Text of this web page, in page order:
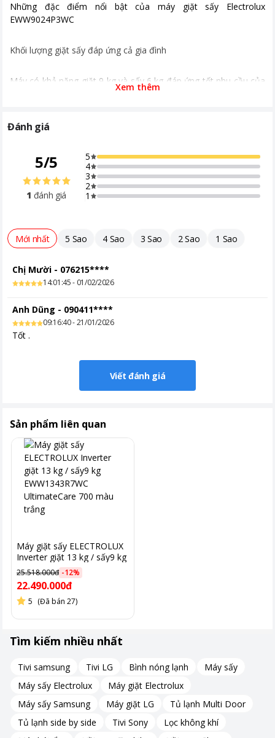
Có màn hình hiển thị
Chương trình giặt
- Giặt sấy 60 phút - Giặt nhanh đầy
diệt khuẩn - Chăn bông DuvetCare 60
- Chăm sóc vải mỏng DelicatePlus -
Khoảng giá
Từ 10 - 20 triệu
Những đặc điểm nổi bật của máy giặt sấy Electrolux
EWW9024P3WC
Khối lượng giặt sấy đáp ứng cả gia đình
Máy có khả năng giặt 9 kg và sấy 6 kg đáp ứng tốt nhu cầu của
*Hình ảnh chỉ mang tính chất minh họa
Đặc biệt, người dùng có thể chọn tới 13 chương trình giặt sấy
linh hoạt để chăm sóc nhiều loại quần áo như:
Giặt nhanh đầy tải 45 phút
Giặt hơi nước HygienicCare
Chăn bông DuvetCare
Chăm sóc vải mỏng DelicatesPlus
Giặt nhanh 15 phút
Nhờ vậy, quần áo thuộc nhiều chất liệu khác nhau đều được
chăm sóc đúng cách từ vải mỏng nhẹ đến đồ dày nặng.
Công nghệ giặt sấy tiên tiến
Xem thêm
Đánh giá
5/5
1 đánh giá
5
4
3
2
1
Mới nhất 5 Sao 4 Sao 3 Sao 2 Sao 1 Sao
Chị Mười - 076215****
14:01:45 - 01/02/2026
Anh Dũng - 090411****
09:16:40 - 21/01/2026
Tốt .
Viết đánh giá
Sản phẩm liên quan
Máy giặt sấy ELECTROLUX
Inverter giặt 13 kg / sấy9 kg
EWW1343R7WC
UltimateCare 700 màu
trắng
25.518.000đ -12%
22.490.000đ
5 (Đã bán 27)
Tìm kiếm nhiều nhất
Tivi samsung Tivi LG Bình nóng lạnh
Máy sấy
Máy sấy Electrolux
Máy giặt Electrolux
Máy sấy Samsung
Máy giặt LG
Tủ lạnh Multi Door
Tủ lạnh side by side
Tivi Sony
Lọc không khí